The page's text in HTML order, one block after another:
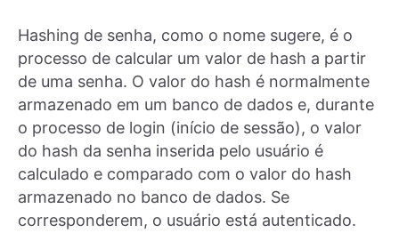
Hashing de senha, como o nome sugere, é o
processo de calcular um valor de hash a partir
de uma senha. O valor do hash é normalmente
armazenado em um banco de dados e, durante
o processo de login (início de sessão), o valor
do hash da senha inserida pelo usuário é
calculado e comparado com o valor do hash
armazenado no banco de dados. Se
corresponderem, o usuário está autenticado.